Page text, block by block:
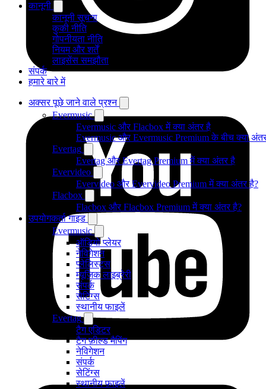
कानूनी
कानूनी सूचना
कुकी नीति
गोपनीयता नीति
नियम और शर्तें
लाइसेंस समझौता
संपर्क
हमारे बारे में
अक्सर पूछे जाने वाले प्रश्न
Evermusic
Evermusic और Flacbox में क्या अंतर है
Evermusic और Evermusic Premium के बीच क्या
Evertag
Evertag और Evertag Premium में क्या अंतर है
Evervideo
Evervideo और Evervideo Premium में क्या अंतर है?
Flacbox
Flacbox और Flacbox Premium में क्या अंतर है?
उपयोगकर्ता गाइड
Evermusic
ऑडियो प्लेयर
नेविगेशन
प्लेलिस्ट्स
म्यूजिक लाइब्रेरी
संपर्क
सेटिंग्स
स्थानीय फाइलें
Evertag
टैग एडिटर
टैग फ़ील्ड मैपिंग
नेविगेशन
संपर्क
सेटिंग्स
स्थानीय फ़ाइलें